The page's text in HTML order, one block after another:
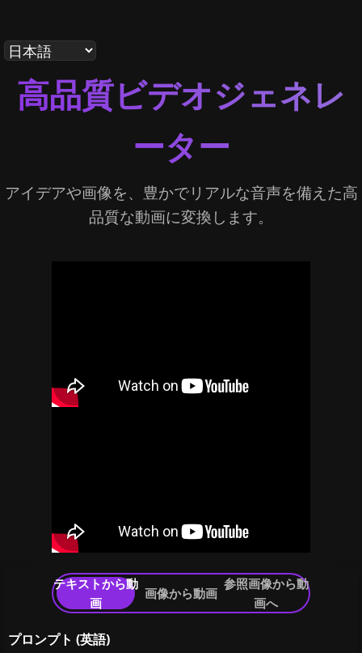
高品質ビデオジェネレ
ーター
アイデアや画像を、豊かでリアルな音声を備えた高
品質な動画に変換します。
テキストから動
画
画像から動画
参照画像から動
画へ
プロンプト (英語)